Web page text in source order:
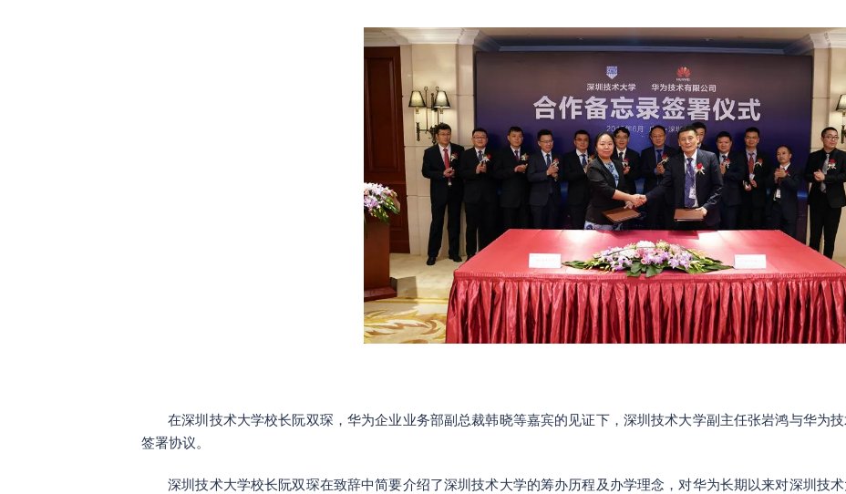
在深圳技术大学校长阮双琛，华为企业业务部副总裁韩晓等嘉宾的见证下，深圳技术大学副主任张岩鸿与华为
签署协议。
深圳技术大学校长阮双琛在致辞中简要介绍了深圳技术大学的筹办历程及办学理念，对华为长期以来对深圳技